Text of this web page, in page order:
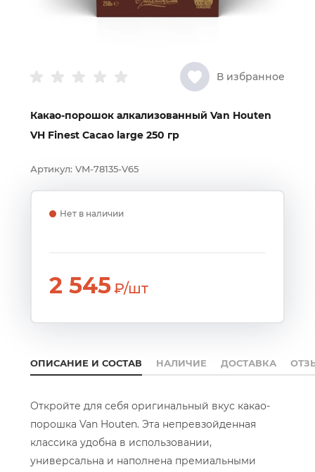
В избранное
Какао-порошок алкализованный Van Houten
VH Finest Cacao large 250 гр
Артикул: VM-78135-V65
Нет в наличии
2 545₽/шт
ОПИСАНИЕ И СОСТАВ НАЛИЧИЕ ДОСТАВКА
Откройте для себя оригинальный вкус какао-
порошка Van Houten. Эта непревзойденная
классика удобна в использовании,
универсальна и наполнена премиальными